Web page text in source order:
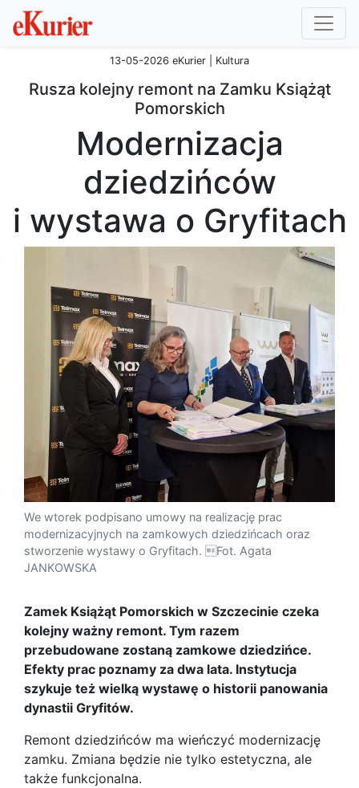
13-05-2026 eKurier | Kultura
Rusza kolejny remont na Zamku Książąt
Pomorskich
Modernizacja
dziedzińców
i wystawa o Gryfitach
We wtorek podpisano umowy na realizację prac
modernizacyjnych na zamkowych dziedzińcach oraz
stworzenie wystawy o Gryfitach. Fot. Agata
JANKOWSKA
Zamek Książąt Pomorskich w Szczecinie czeka
kolejny ważny remont. Tym razem
przebudowane zostaną zamkowe dziedzińce.
Efekty prac poznamy za dwa lata. Instytucja
szykuje też wielką wystawę o historii panowania
dynastii Gryfitów.
Remont dziedzińców ma wieńczyć modernizację
zamku. Zmiana będzie nie tylko estetyczna, ale
także funkcjonalna.